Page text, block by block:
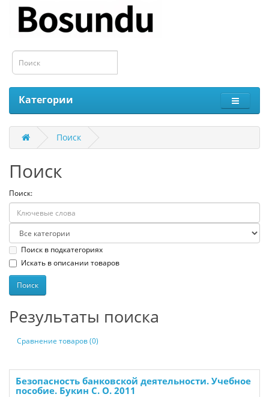
Категории
Поиск
Поиск
Поиск:
Поиск в подкатегориях
Искать в описании товаров
Результаты поиска
Сравнение товаров (0)
Безопасность банковской деятельности. Учебное
пособие. Букин С. О. 2011